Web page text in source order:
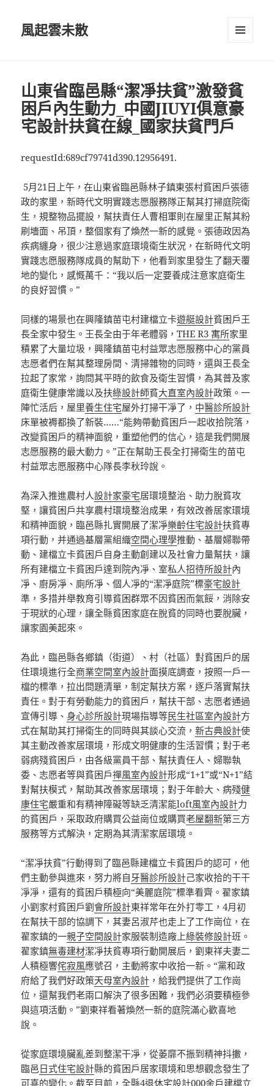
風起雲未散
山東省臨邑縣“潔凈扶貧”激發貧
困戶內生動力_中國JIUYI俱意豪
宅設計扶貧在線_國家扶貧門戶
requestId:689cf79741d390.12956491.
5月21日上午，在山東省臨邑縣林子鎮東張村貧困戶張德
政的家里，新時代文明實踐志愿服務隊正幫其打掃庭院衛
生，規整物品擺設，幫扶責任人曹相軍則在屋里正幫其粉
刷墻面、吊頂，整個家有了煥然一新的感覺。張德政因為
疾病纏身，很少注意過家庭環境衛生狀況，在新時代文明
實踐志愿服務隊成員的幫助下，他看到家里發生了翻天覆
地的變化，感慨萬千：“我以后一定要養成注意家庭衛生
的良好習慣。”
同樣的場景也在興隆鎮苗屯村建檔立卡遊艇設計貧困戶王
長全家中發生。王長全由于年老體弱，THE R3 寓所家里
積累了大量垃圾，興隆鎮苗屯村益眾志愿服務中心的黨員
志愿者們在幫其整理房間、清掃雜物的同時，還與王長全
拉起了家常，詢問其平時的飲食及衛生習慣，為其普及家
庭衛生健康常識以及扶綠設計師貧大直室內設計政策。一
陣忙活后，屋里養生住宅屋外打掃干凈了， 中醫診所設計
床單被褥都換了新裝……“能夠帶動貧困戶一起收拾院落，
改變貧困戶的精神面貌，重塑他們的信心，這是我們開展
志愿服務的最大動力。”正在幫助王長全打掃衛生的苗屯
村益眾志愿服務中心隊長李秋玲說。
為深入推進農村人設計家豪宅居環境整治、助力脫貧攻
堅，讓貧困戶共享農村環境整治成果，有效改善居家環境
和精神面貌，臨邑縣扎實開展了潔凈樂齡住宅設計扶貧專
項行動，并通過基層黨組織空間心理學推動、基層婦聯帶
動、建檔立卡貧困戶自身主動創建以及社會力量幫扶，讓
所有建檔立卡貧困戶達到院內凈、室私人招待所設計內
凈、廚房凈、廁所凈、個人凈的“潔凈庭院”標豪宅設計
準，多措并舉教育引導貧困群眾不因貧困而氣餒，消除安
于現狀的心理，讓全縣貧困家庭在脫貧的同時也要脫臟，
讓家園美起來。
為此，臨邑縣各鄉鎮（街道）、村（社區）對貧困戶的居
住環境進行全商業空間室內設計面摸底調查，按照一戶一
檔的標準，拉出問題清單，制定幫扶方案，逐戶落實幫扶
責任。對于有勞動能力的貧困戶，幫扶干部、志愿者通過
宣傳引導、 身心診所設計現場指導等民生社區室內設計方
式在幫助其打掃衛生的同時與其談心交流，新古典設計使
其主動改善家居環境，形成文明健康的生活習慣；對于老
弱病殘貧困戶，由各級黨員干部、幫扶責任人、婦聯執
委、志愿者等與貧困戶禪風室內設計形成“1+1”或“N+1”結
對幫扶模式，幫助其改善家居環境；對于年齡大、病殘健
康住宅嚴重和有精神障礙等缺乏清潔能loft風室內設計力
的貧困戶，采取政府購買公益崗位或購買老屋翻新第三方
服務等方式解決，定期為其清潔家居環境。
“潔凈扶貧”行動得到了臨邑縣建檔立卡貧困戶的認可，他
們主動參與進來，努力將自牙醫診所設計己家收拾的干干
凈凈，還有的貧困戶積極向“美麗庭院”標準看齊。翟家鎮
小劉家村貧困戶劉會所設計東祥常年在外打零工，4月初
在幫扶干部的協調下，其妻呂淑芹也走上了工作崗位，在
翟家鎮的一親子空間設計家服裝制造廠上綠裝修設計班。
翟家鎮無毒建材潔凈扶貧專項行動開展后，劉東祥夫妻二
人積極響侘寂風應號召，主動將家中收拾一新。“黨和政
府給了我們好政策天母室內設計 ，給我們提供了工作崗
位，還幫我們老兩口解決了很多困難，我們必須要積極參
與這項活動。”劉東祥看著煥然一新的庭院滿心歡喜地
說。
從家庭環境臟亂差到整潔干凈，從萎靡不振到精神抖擻，
臨邑日式住宅設計縣的貧困戶居家環境和思想觀念發生了
可喜的變化。截至目前，全縣4退休宅設計000余戶建檔立